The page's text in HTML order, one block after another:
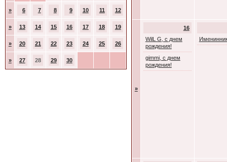
» 6 7 8 9 10 11 12
» 13 14 15 16 17 18 19
» 20 21 22 23 24 25 26
» 27 28 29 30
»
16
WilL G, с днем
рождения!
gimmi, с днем
рождения!